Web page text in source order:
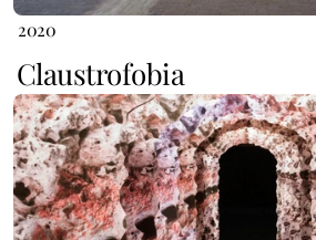
2020
Claustrofobia